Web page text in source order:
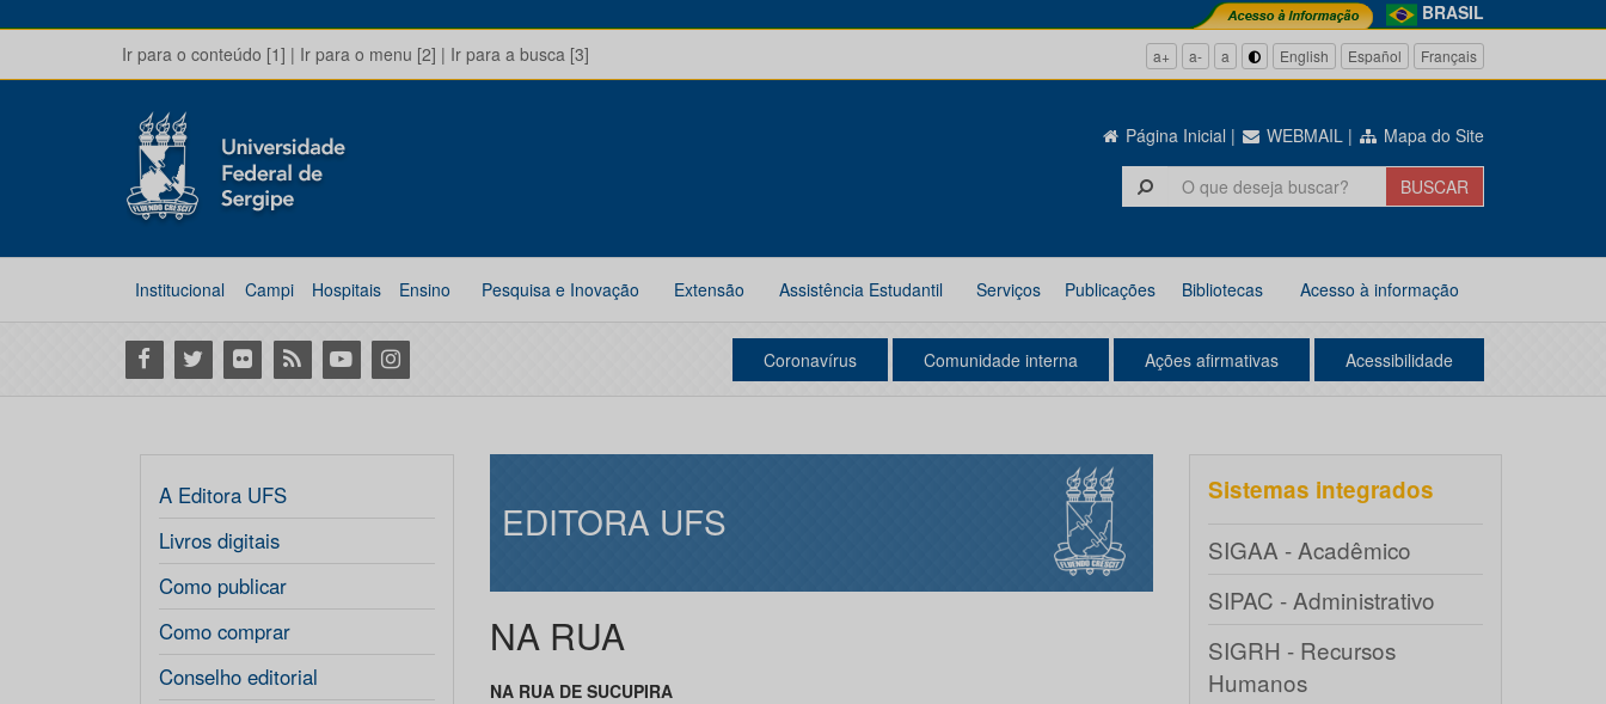
BRASIL
Ir para o conteúdo [1] | Ir para o menu [2] | Ir para a busca [3] a+ a- a English Español Français
Página Inicial | WEBMAIL | Mapa do Site
Institucional Campi Hospitais Ensino Pesquisa e Inovação Extensão Assistência Estudantil Serviços Publicações Bibliotecas Acesso à informação
Facebook
Twitter Flickr RSS YoutubeInstagram Coronavírus Comunidade interna Ações afirmativas Acessibilidade
A Editora UFS
Livros digitais
Como publicar
Como comprar
Conselho editorial
EDITORA UFS
NA RUA
NA RUA DE SUCUPIRA
Sistemas integrados
SIGAA - Acadêmico
SIPAC - Administrativo
SIGRH - Recursos
Humanos